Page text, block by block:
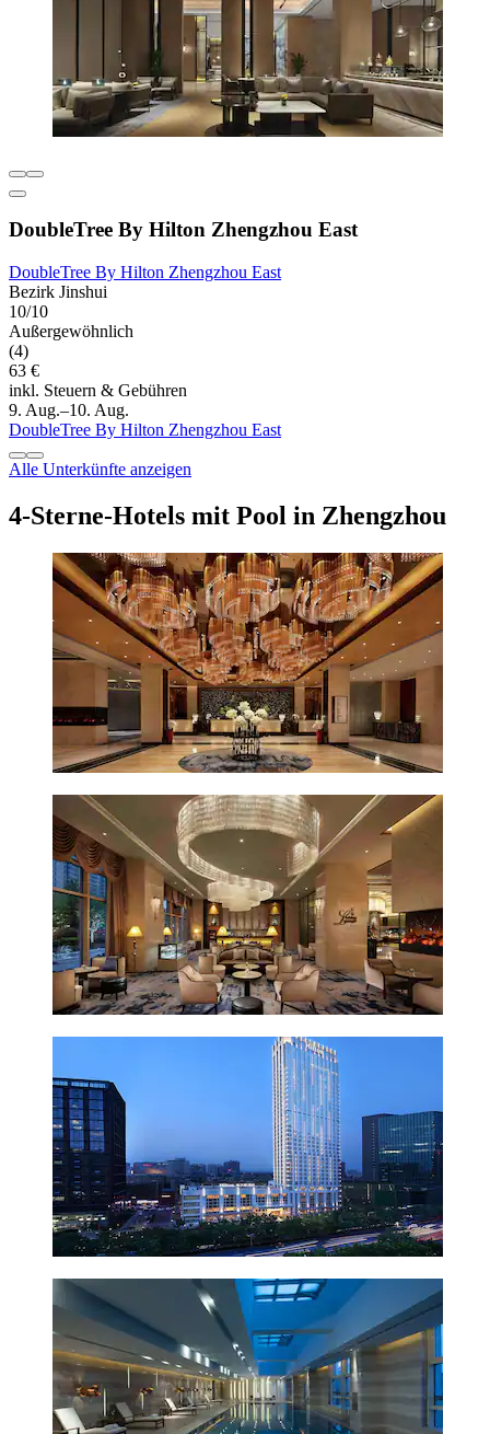
DoubleTree By Hilton Zhengzhou East
DoubleTree By Hilton Zhengzhou East
Bezirk Jinshui
10/10
Außergewöhnlich
(4)
63 €
inkl. Steuern & Gebühren
9. Aug.–10. Aug.
DoubleTree By Hilton Zhengzhou East
Alle Unterkünfte anzeigen
4-Sterne-Hotels mit Pool in Zhengzhou